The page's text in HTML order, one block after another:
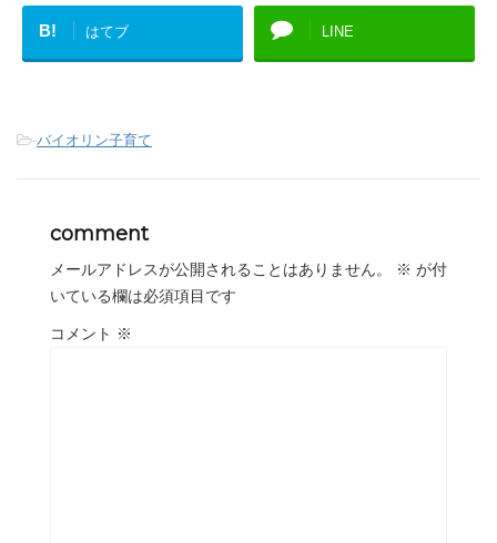
B! はてブ LINE
-バイオリン子育て
comment
メールアドレスが公開されることはありません。 ※ が付
いている欄は必須項目です
コメント ※